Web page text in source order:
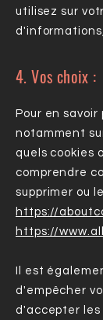
utilisez sur
d'informations,
4. Vos choix :
Pour en savoir
notamment
quels cookies
comprendre
supprimer ou
https://
https://
Il est
d'empêcher
d'accepter les